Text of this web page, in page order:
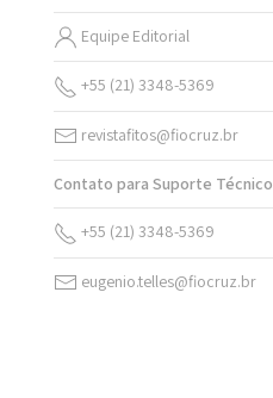
Equipe Editorial
+55 (21) 3348-5369
revistafitos@fiocruz.br
Contato para Suporte Técnico
+55 (21) 3348-5369
eugenio.telles@fiocruz.br